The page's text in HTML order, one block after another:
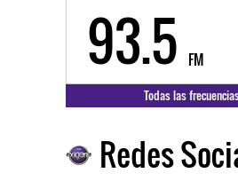
93.5 FM
Todas las
Redes